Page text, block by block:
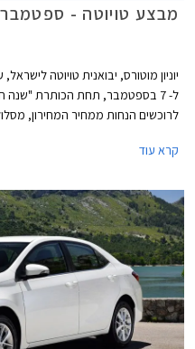
מבצע טויוטה - ספטמבר 2018
ל- 7 בספטמבר, תחת הכותרת "שנה
בימים א'-ה' בין השעות 8:00-19:00 ובימי ו' בין השעות 8:00-15:00.
קרא עוד